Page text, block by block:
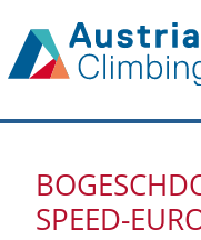
SPEED-